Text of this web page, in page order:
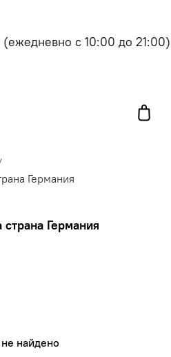
с 10:00 до 21:00)
Германия
Германия
найдено